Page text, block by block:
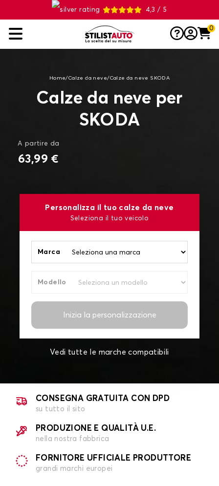
4,3 / 5
0
Home/Calze da neve/ Calze da neve SKODA
Calze da neve per
SKODA
A partire da
63,99 €
Personalizza il tuo calze da neve
Seleziona il tuo veicolo
Marca
Modello
Inizia la personalizzazione
Vedi tutte le marche compatibili
CONSEGNA GRATUITA CON DPD
su tutto il sito
PRODUZIONE E QUALITÀ U.E.
nella nostra fabbrica
FORNITORE UFFICIALE PRODUTTORE
grandi marchi europei